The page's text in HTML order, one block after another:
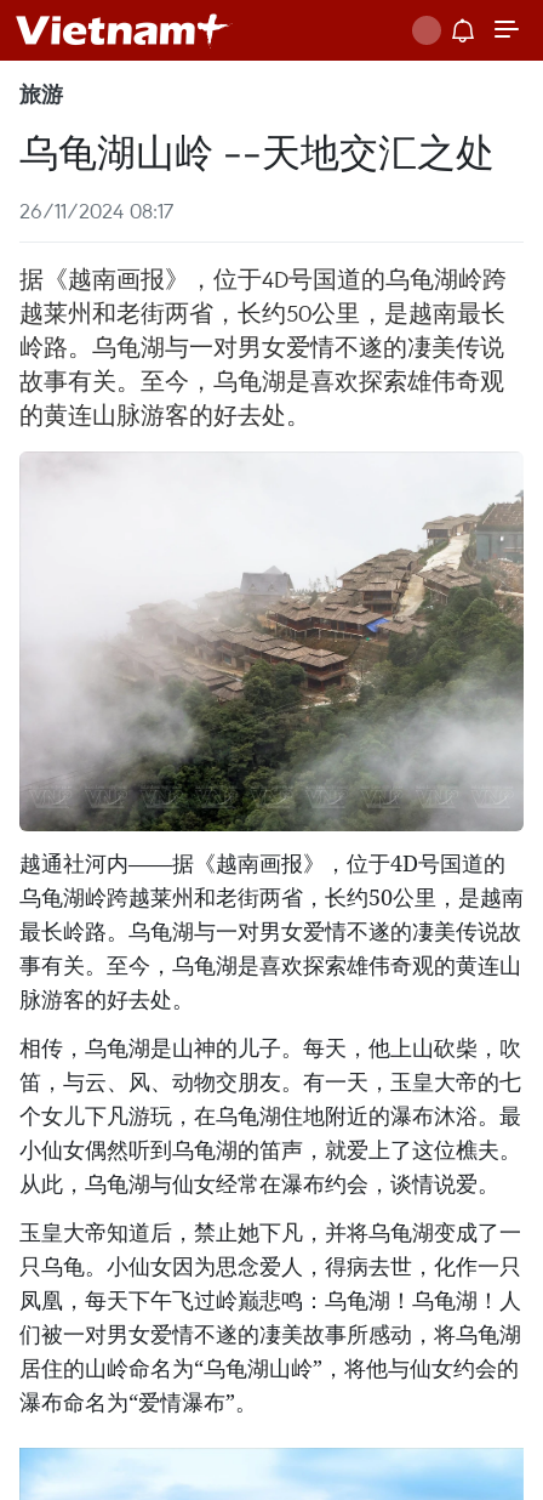
旅游
乌龟湖山岭 --天地交汇之处
26/11/2024 08:17
据《越南画报》，位于4D号国道的乌龟湖岭跨
越莱州和老街两省，长约50公里，是越南最长
岭路。乌龟湖与一对男女爱情不遂的凄美传说
故事有关。至今，乌龟湖是喜欢探索雄伟奇观
的黄连山脉游客的好去处。
越通社河内——据《越南画报》，位于4D号国道的
乌龟湖岭跨越莱州和老街两省，长约50公里，是越南
最长岭路。乌龟湖与一对男女爱情不遂的凄美传说故
事有关。至今，乌龟湖是喜欢探索雄伟奇观的黄连山
脉游客的好去处。
相传，乌龟湖是山神的儿子。每天，他上山砍柴，吹
笛，与云、风、动物交朋友。有一天，玉皇大帝的七
个女儿下凡游玩，在乌龟湖住地附近的瀑布沐浴。最
小仙女偶然听到乌龟湖的笛声，就爱上了这位樵夫。
从此，乌龟湖与仙女经常在瀑布约会，谈情说爱。
玉皇大帝知道后，禁止她下凡，并将乌龟湖变成了一
只乌龟。小仙女因为思念爱人，得病去世，化作一只
凤凰，每天下午飞过岭巅悲鸣：乌龟湖！乌龟湖！人
们被一对男女爱情不遂的凄美故事所感动，将乌龟湖
居住的山岭命名为“乌龟湖山岭”，将他与仙女约会的
瀑布命名为“爱情瀑布”。